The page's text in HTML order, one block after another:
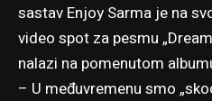
sastav Enjoy Sarma je na
video spot za pesmu
nalazi na pomenutom
– U međuvremenu smo